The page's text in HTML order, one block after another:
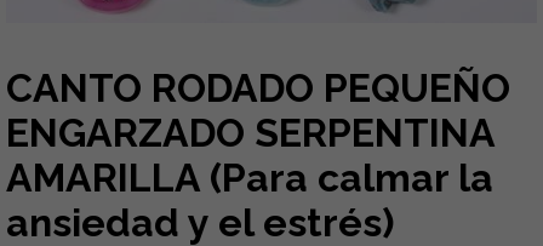
CANTO RODADO PEQUEÑO
ENGARZADO SERPENTINA
AMARILLA (Para calmar la
ansiedad y el estrés)